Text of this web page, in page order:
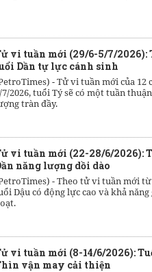
vi tuần mới (29/6-5/7/
Dần tự lực cánh sinh
-Tử vi tuần mới của 12
7/2026, tuổi Tý sẽ có một tuần
tràn đầy.
vi tuần mới (22-28/6/2026):
năng lượng dồi dào
-Theo tử vi tuần mới từ
Dậu có động lực cao và khả
vi tuần mới (8-14/6/2026):
vận may cải thiện